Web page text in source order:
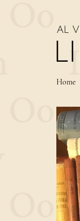
Home